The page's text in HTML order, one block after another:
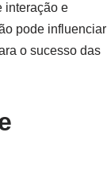
interação e
pode influenciar
o sucesso das